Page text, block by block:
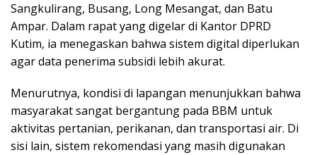
Sangkulirang, Busang, Long Mesangat, dan Batu
Ampar. Dalam rapat yang digelar di Kantor DPRD
Kutim, ia menegaskan bahwa sistem digital diperlukan
agar data penerima subsidi lebih akurat.
Menurutnya, kondisi di lapangan menunjukkan bahwa
masyarakat sangat bergantung pada BBM untuk
aktivitas pertanian, perikanan, dan transportasi air. Di
sisi lain, sistem rekomendasi yang masih digunakan